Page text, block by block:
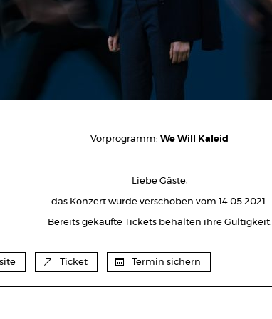
Vorprogramm: We Will Kaleid
Liebe Gäste,
das Konzert wurde verschoben vom 14.05.2021.
Bereits gekaufte Tickets behalten ihre Gültigkeit.
Ticket Termin sichern